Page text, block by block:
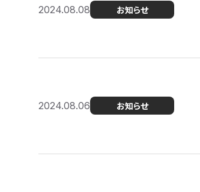
2024.08.08 お知らせ
2024.08.06 お知らせ